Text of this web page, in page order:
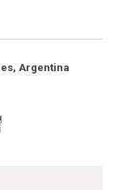
Argentina